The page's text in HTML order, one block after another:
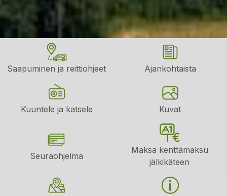
Saapuminen ja reittiohjeet Ajankohtaista
Kuuntele ja katsele Kuvat
Seuraohjelma
Maksa kenttämaksu
jälkikäteen